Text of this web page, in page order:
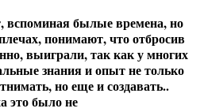
вспоминая былые времена, но
понимают, что отбросив
выиграли, так как у многих
знания и опыт не только
но еще и создавать..
это было не